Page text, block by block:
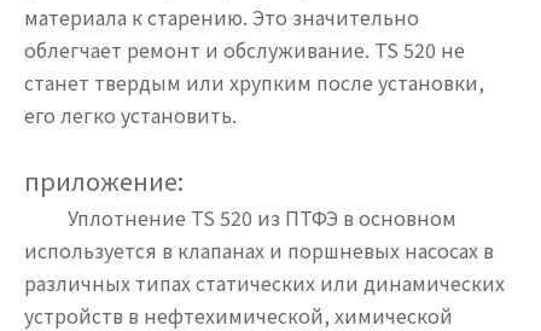
материала к старению. Это значительно
облегчает ремонт и обслуживание. TS 520 не
станет твердым или хрупким после установки,
его легко установить.
приложение:
Уплотнение TS 520 из ПТФЭ в основном
используется в клапанах и поршневых насосах в
различных типах статических или динамических
устройств в нефтехимической, химической